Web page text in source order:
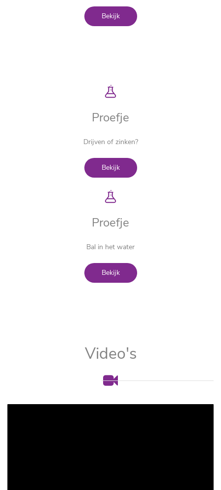
Bekijk
Proefje
Drijven of zinken?
Bekijk
Proefje
Bal in het water
Bekijk
Video's